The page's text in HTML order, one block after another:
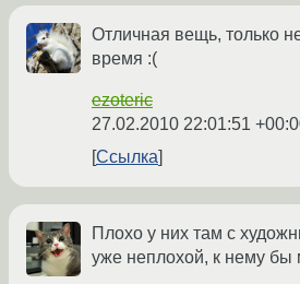
Отличная вещь, только
время :(
ezoteric
27.02.2010 22:01:51
Ссылка
Плохо у них там с
уже неплохой, к нему бы